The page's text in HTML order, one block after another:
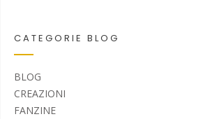
CATEGORIE BLOG
BLOG
CREAZIONI
FANZINE